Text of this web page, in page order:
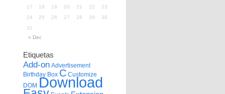
17
18 19 20 21 22
23
24
25 26 27 28 29
30
31
« Dec
Etiquetas
Add-on Advertisement
Birthday Box C Customize
DOM Download